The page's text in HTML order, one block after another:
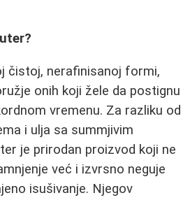
čistoj, nerafinisanoj formi,
onih koji žele da postignu
vremenu. Za razliku od
i ulja sa summjivim
je prirodan proizvod koji ne
već i izvrsno neguje
isušivanje. Njegov